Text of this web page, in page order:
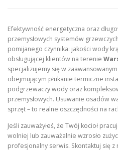
Efektywność energetyczna oraz
przemysłowych systemów
pomijanego czynnika: jakości wody
obsługującej klientów na terenie
specjalizujemy się w
obejmującym płukanie termiczne
podgrzewaczy wody oraz
przemysłowych. Usuwanie osadów
sprzęt – to realne oszczędności na
Jeśli zauważyłeś, że Twój kocioł
wolniej lub zauważalnie wzrosło
profesjonalny serwis. Skontaktuj się